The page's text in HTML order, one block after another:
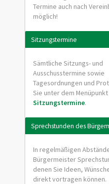
Termine auch nach
möglich!
Sitzungstermine
Sämtliche Sitzungs- und
Ausschusstermine sowie
Tagesordnungen und
Sie unter dem Menüpunkt
Sitzungstermine.
Sprechstunden des
In regelmäßigen
Bürgermeister
denen Sie Ideen,
direkt vortragen können.